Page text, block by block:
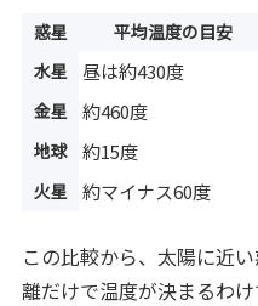
惑星 平均温度の目安
水星
昼は約430度
金星 約460度
地球 約15度
火星 約マイナス60度
この比較から、太陽に近
離だけで温度が決まるわけ